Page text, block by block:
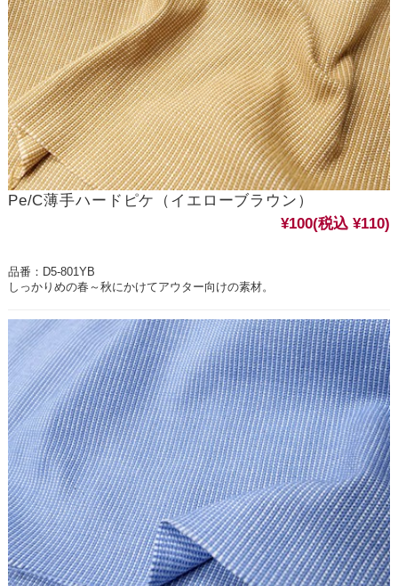
Pe/C薄手ハードピケ（イエローブラウン）
¥100(税込 ¥110)
品番：D5-801YB
しっかりめの春～秋にかけてアウター向けの素材。